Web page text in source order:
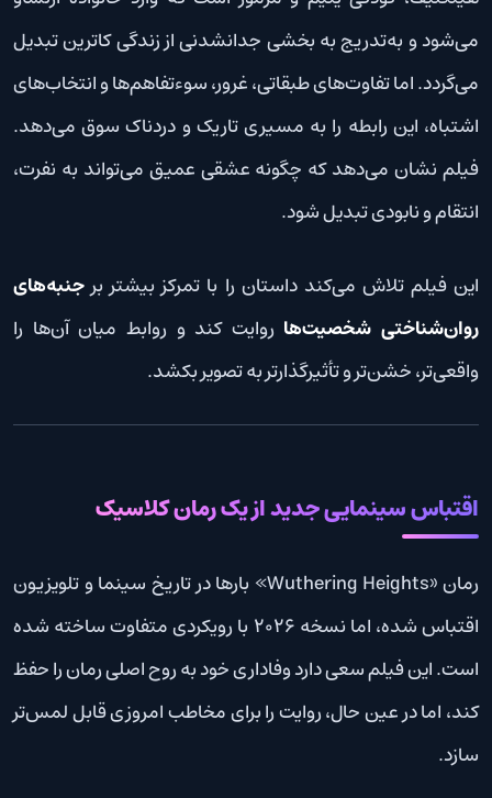
می‌شود و به‌تدریج به بخشی جدانشدنی از زندگی کاترین تبدیل
می‌گردد. اما تفاوت‌های طبقاتی، غرور، سوءتفاهم‌ها و انتخاب‌های
اشتباه، این رابطه را به مسیری تاریک و دردناک سوق می‌دهد.
فیلم نشان می‌دهد که چگونه عشقی عمیق می‌تواند به نفرت،
انتقام و نابودی تبدیل شود.
این فیلم تلاش می‌کند داستان را با تمرکز بیشتر برجنبه‌های
روان‌شناختی شخصیت‌ها روایت کند و روابط میان آن‌ها را
واقعی‌تر، خشن‌تر و تأثیرگذارتر به تصویر بکشد.
اقتباس سینمایی جدید از یک رمان کلاسیک
رمان «Wuthering Heights» بارها در تاریخ سینما و تلویزیون
اقتباس شده، اما نسخه 2026 با رویکردی متفاوت ساخته شده
است. این فیلم سعی دارد وفاداری خود به روح اصلی رمان را حفظ
کند، اما در عین حال، روایت را برای مخاطب امروزی قابل لمس‌تر
سازد.